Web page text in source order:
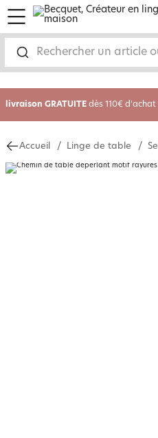
Rechercher un article
menu
-35% sur votre commandedès 2
livraison GRATUITE dès 110€ d'achat
Accueil Linge de table